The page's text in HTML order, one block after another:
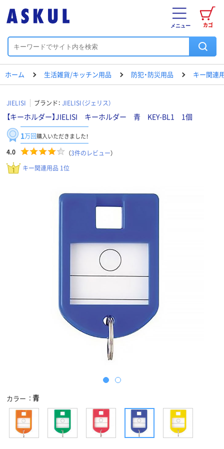
カゴ
メニュー
ホーム 生活雑貨/キッチン用品 防犯・防災用品 キー関連
JIELISI ブランド： JIELISI（ジェリス）
【キーホルダー】JIELISI キーホルダー 青 KEY-BL1 1個
1万回購入いただきました！
4.0 （3件のレビュー）
キー関連用品 1位
カラー 青